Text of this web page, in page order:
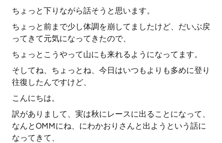
ちょっと下りながら話そうと思います。
ちょっと前まで少し体調を崩してましたけど、だいぶ戻
ってきて元気になってきたので、
ちょっとこうやって山にも来れるようになってます。
そしてね、ちょっとね、今日はいつもよりも多めに登り
往復したんですけど、
こんにちは。
訳がありまして、実は秋にレースに出ることになって、
なんとOMMにね、にわかおりさんと出ようという話に
なってきて、